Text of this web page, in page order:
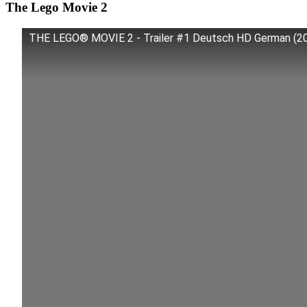
The Lego Movie 2
THE LEGO® MOVIE 2 - Trailer #1 Deutsch HD German